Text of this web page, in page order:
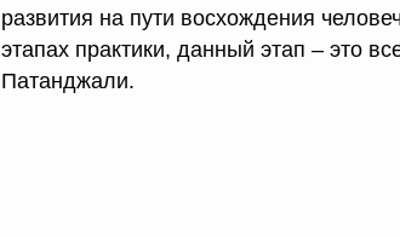
развития на пути восхождения
этапах практики, данный этап – это
Патанджали.